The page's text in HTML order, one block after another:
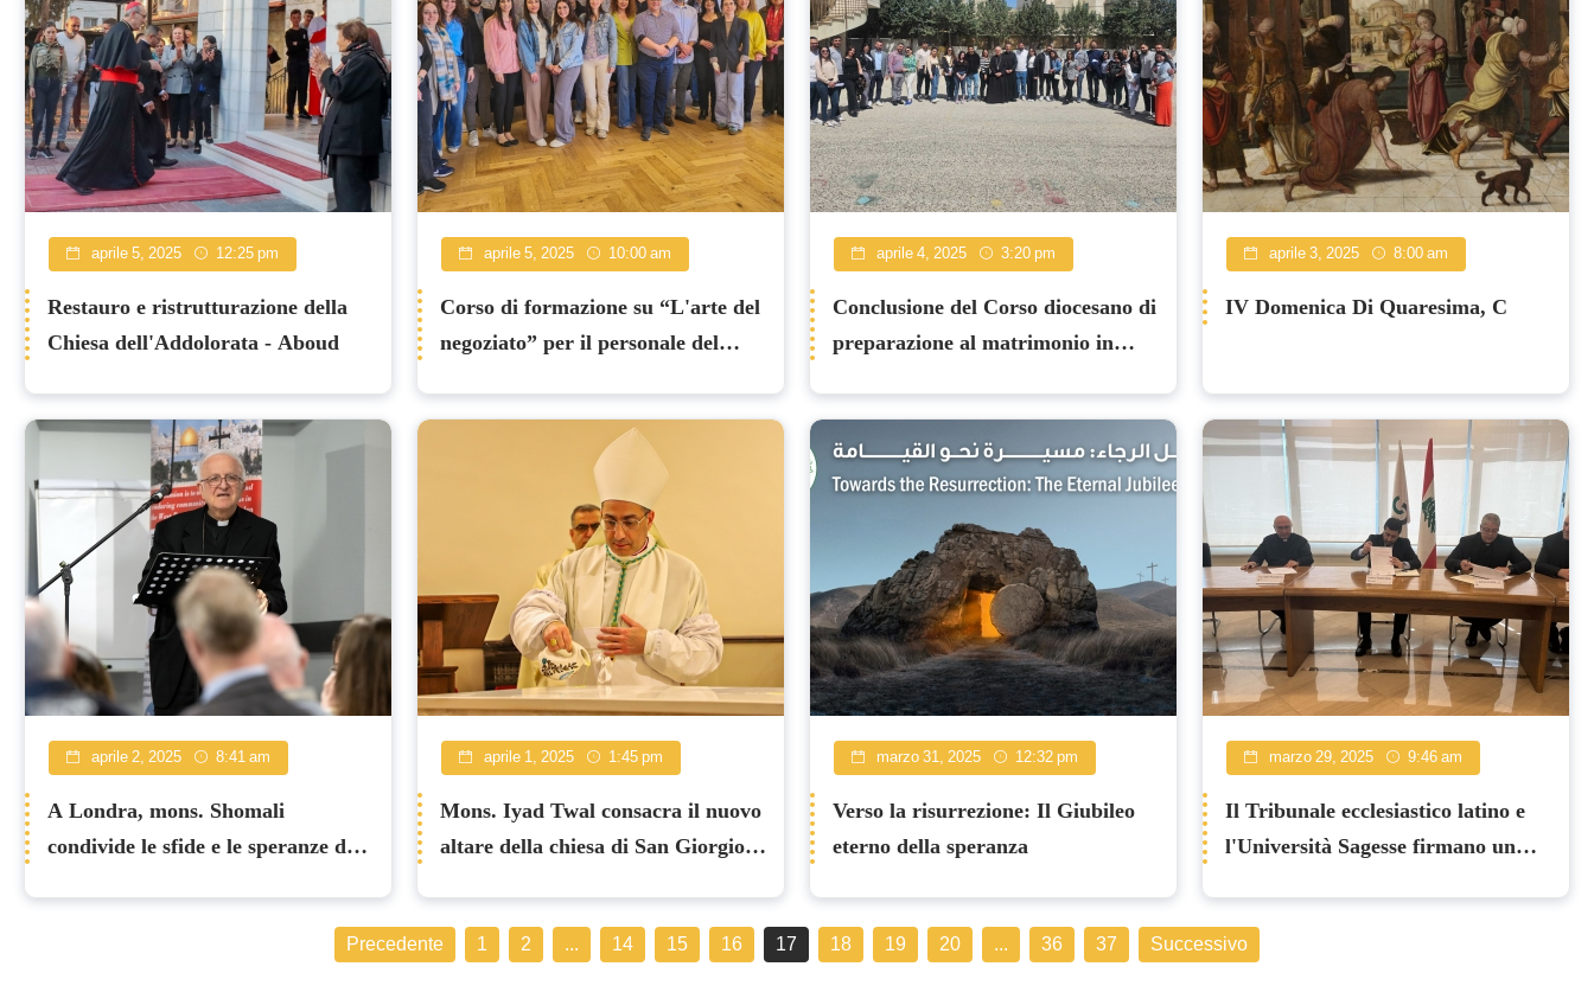
aprile 5, 2025 12:25 pm
Restauro e ristrutturazione della
Chiesa dell'Addolorata - Aboud
aprile 5, 2025 10:00 am
Corso di formazione su “L'arte del
negoziato” per il personale del
aprile 4, 2025 3:20 pm
Conclusione del Corso diocesano di
preparazione al matrimonio in
aprile 3, 2025 8:00 am
IV Domenica Di Quaresima, C
aprile 2, 2025 8:41 am
A Londra, mons. Shomali
condivide le sfide e le speranze dei
aprile 1, 2025 1:45 pm
Mons. Iyad Twal consacra il nuovo
altare della chiesa di San Giorgio
marzo 31, 2025 12:32 pm
Verso la risurrezione: Il Giubileo
eterno della speranza
marzo 29, 2025 9:46 am
Il Tribunale ecclesiastico latino e
l'Università Sagesse firmano un
Precedente 1 2 ... 14 15 16 17 18 19 20 ... 36 37 Successivo